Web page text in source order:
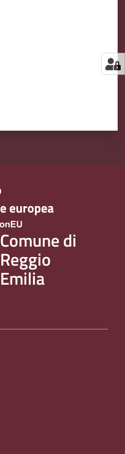
Comune di
Reggio
Emilia